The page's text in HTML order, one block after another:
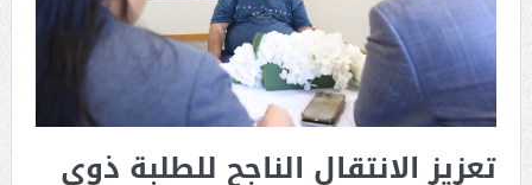
تعزيز الانتقال الناجح للطلبة ذوي